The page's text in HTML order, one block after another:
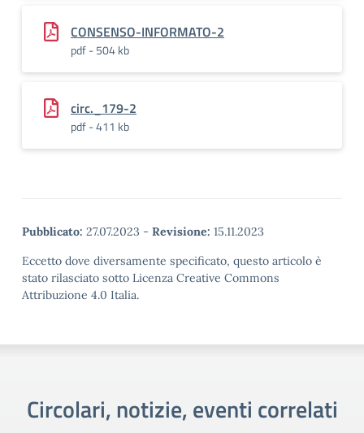
CONSENSO-INFORMATO-2
pdf - 504 kb
circ._179-2
pdf - 411 kb
Pubblicato: 27.07.2023 - Revisione: 15.11.2023
Eccetto dove diversamente specificato, questo articolo è
stato rilasciato sotto Licenza Creative Commons
Attribuzione 4.0 Italia.
Circolari, notizie, eventi correlati